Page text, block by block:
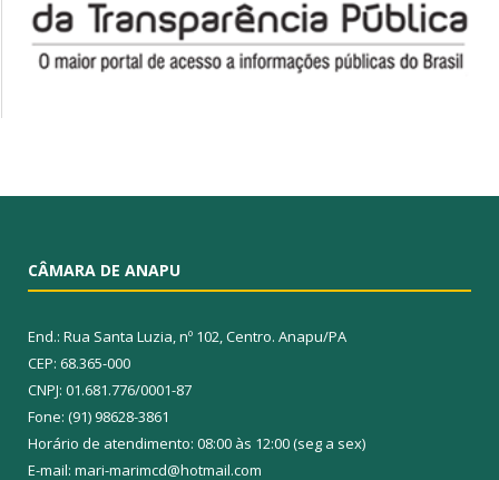
CÂMARA DE ANAPU
End.: Rua Santa Luzia, nº 102, Centro. Anapu/PA
CEP: 68.365-000
CNPJ: 01.681.776/0001-87
Fone: (91) 98628-3861
Horário de atendimento: 08:00 às 12:00 (seg a sex)
E-mail: mari-marimcd@hotmail.com